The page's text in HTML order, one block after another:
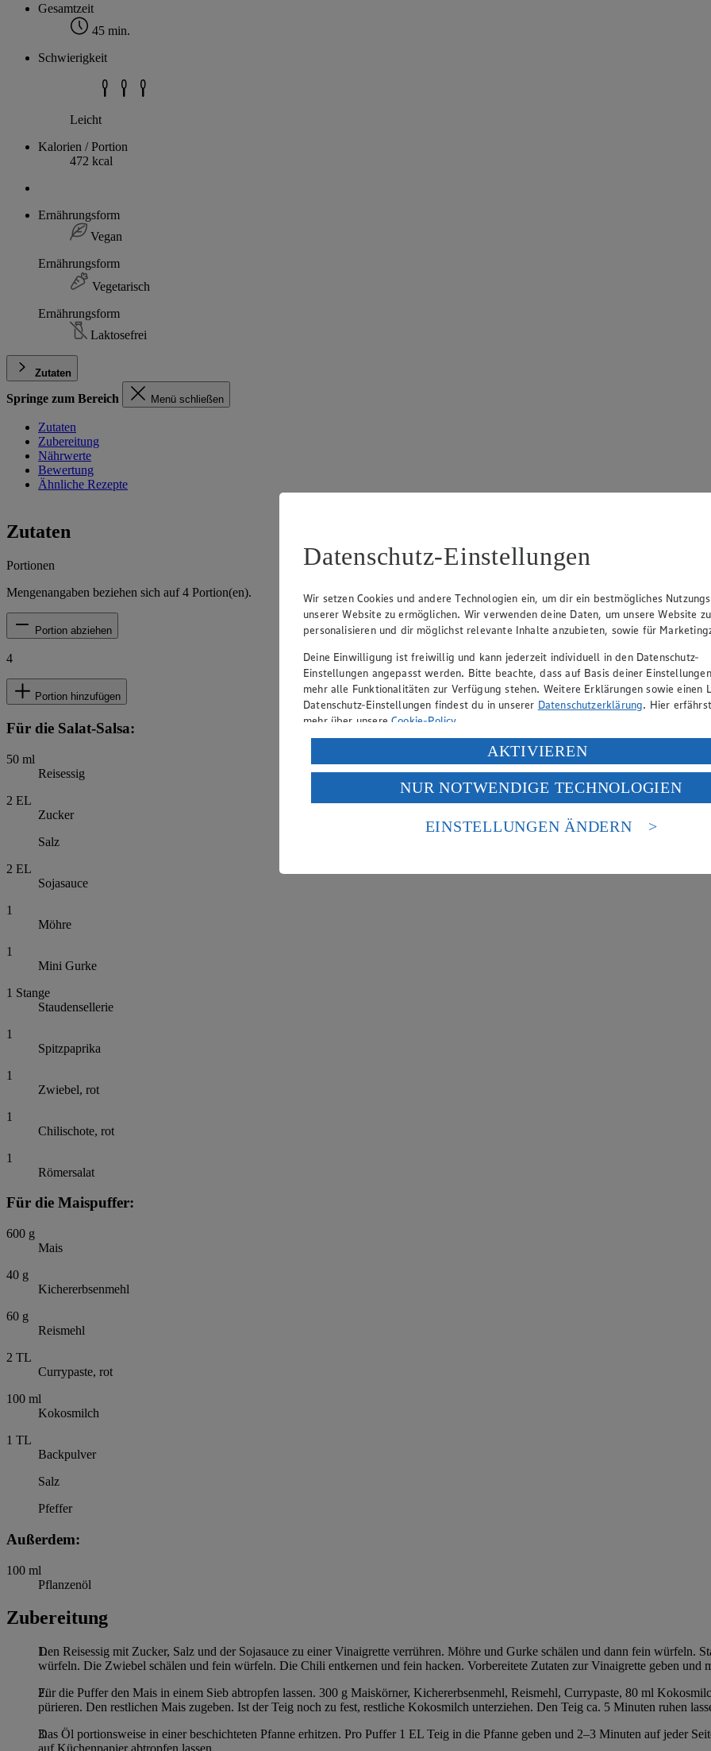
Gesamtzeit
45 min.
Schwierigkeit
Leicht
Kalorien / Portion
472 kcal
Ernährungsform
Vegan
Ernährungsform
Vegetarisch
Ernährungsform
Laktosefrei
Zutaten
Springe zum Bereich Menü schließen
Zutaten
Zubereitung
Nährwerte
Bewertung
Ähnliche Rezepte
Zutaten
Portionen
Mengenangaben beziehen sich auf4 Portion(en).
Portion abziehen
4
Portion hinzufügen
Für die Salat-Salsa:
50 ml
Reisessig
2 EL
Zucker
Salz
2 EL
Sojasauce
1
Möhre
1
Mini Gurke
1 Stange
Staudensellerie
1
Spitzpaprika
1
Zwiebel, rot
1
Chilischote, rot
1
Römersalat
Für die Maispuffer:
600 g
Mais
40 g
Kichererbsenmehl
60 g
Reismehl
2 TL
Currypaste, rot
100 ml
Kokosmilch
1 TL
Backpulver
Salz
Pfeffer
Außerdem:
100 ml
Pflanzenöl
Zubereitung
Den Reisessig mit Zucker, Salz und der Sojasauce zu einer Vinaigrette verrühren. Möhre und Gurke schälen und dann fein würfeln.
würfeln. Die Zwiebel schälen und fein würfeln. Die Chili entkernen und fein hacken. Vorbereitete Zutaten zur Vinaigrette geben und
Für die Puffer den Mais in einem Sieb abtropfen lassen. 300 g Maiskörner, Kichererbsenmehl, Reismehl, Currypaste, 80 ml
pürieren. Den restlichen Mais zugeben. Ist der Teig noch zu fest, restliche Kokosmilch unterziehen. Den Teig ca. 5 Minuten ruhen
Das Öl portionsweise in einer beschichteten Pfanne erhitzen. Pro Puffer 1 EL Teig in die Pfanne geben und 2–3 Minuten auf jeder
Datenschutz-Einstellungen
Wir setzen Cookies und andere Technologien ein, um dir ein bestmögliches
unserer Website zu ermöglichen. Wir verwenden deine Daten, um unsere Website zu
personalisieren und dir möglichst relevante Inhalte anzubieten, sowie für
Deine Einwilligung ist freiwillig und kann jederzeit individuell in den Datenschutz-
Einstellungen angepasst werden. Bitte beachte, dass auf Basis deiner
mehr alle Funktionalitäten zur Verfügung stehen. Weitere Erklärungen sowie einen
Datenschutz-Einstellungen findest du in unserer Datenschutzerklärung. Hier
mehr über unsereCookie-Policy.
Verarbeitung deiner personenbezogenen Daten in den USA durch Facebook und
Wenn du auf „Aktivieren“ klickst, willigst du im Sinne des Art. 49 Abs. 1 Satz 1 lit.
ein, dass deine Daten in den USA verarbeitet werden. Der EuGH sieht die USA als
einem nach europäischen Standards nicht angemessenen Datenschutzniveau an. Es
Risiko eines Zugriffs durch US-amerikanische Behörden.
AKTIVIEREN
NUR NOTWENDIGE TECHNOLOGIEN
EINSTELLUNGEN ÄNDERN